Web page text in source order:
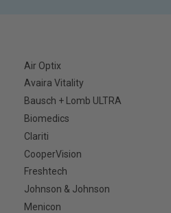
Air Optix
Avaira Vitality
Bausch + Lomb ULTRA
Biomedics
Clariti
CooperVision
Freshtech
Johnson & Johnson
Menicon